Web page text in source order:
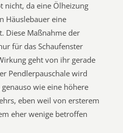
da eine Ölheizung
Häuslebauer eine
Diese Maßnahme der
für das Schaufenster
geht von ihr gerade
Pendlerpauschale wird
wie eine höhere
eben weil von ersterem
eher wenige betroffen